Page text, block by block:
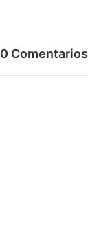
0 Comentarios